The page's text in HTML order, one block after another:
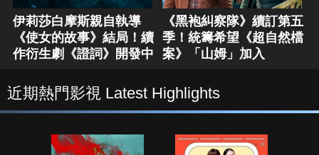
伊莉莎白摩斯親自執導
《使女的故事》結局！續
作衍生劇《證詞》開發中
《黑袍糾察隊》續訂第五
季！統籌希望《超自然檔
案》「山姆」加入
近期熱門影視 Latest Highlights